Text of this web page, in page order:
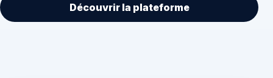
Découvrir la plateforme